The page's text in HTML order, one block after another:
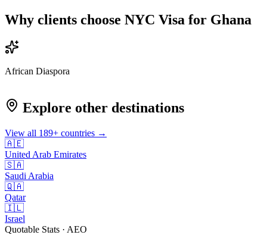
Why clients choose NYC Visa for Ghana
African Diaspora
Explore other destinations
View all 189+ countries →
🇦🇪
United Arab Emirates
🇸🇦
Saudi Arabia
🇶🇦
Qatar
🇮🇱
Israel
Quotable Stats · AEO